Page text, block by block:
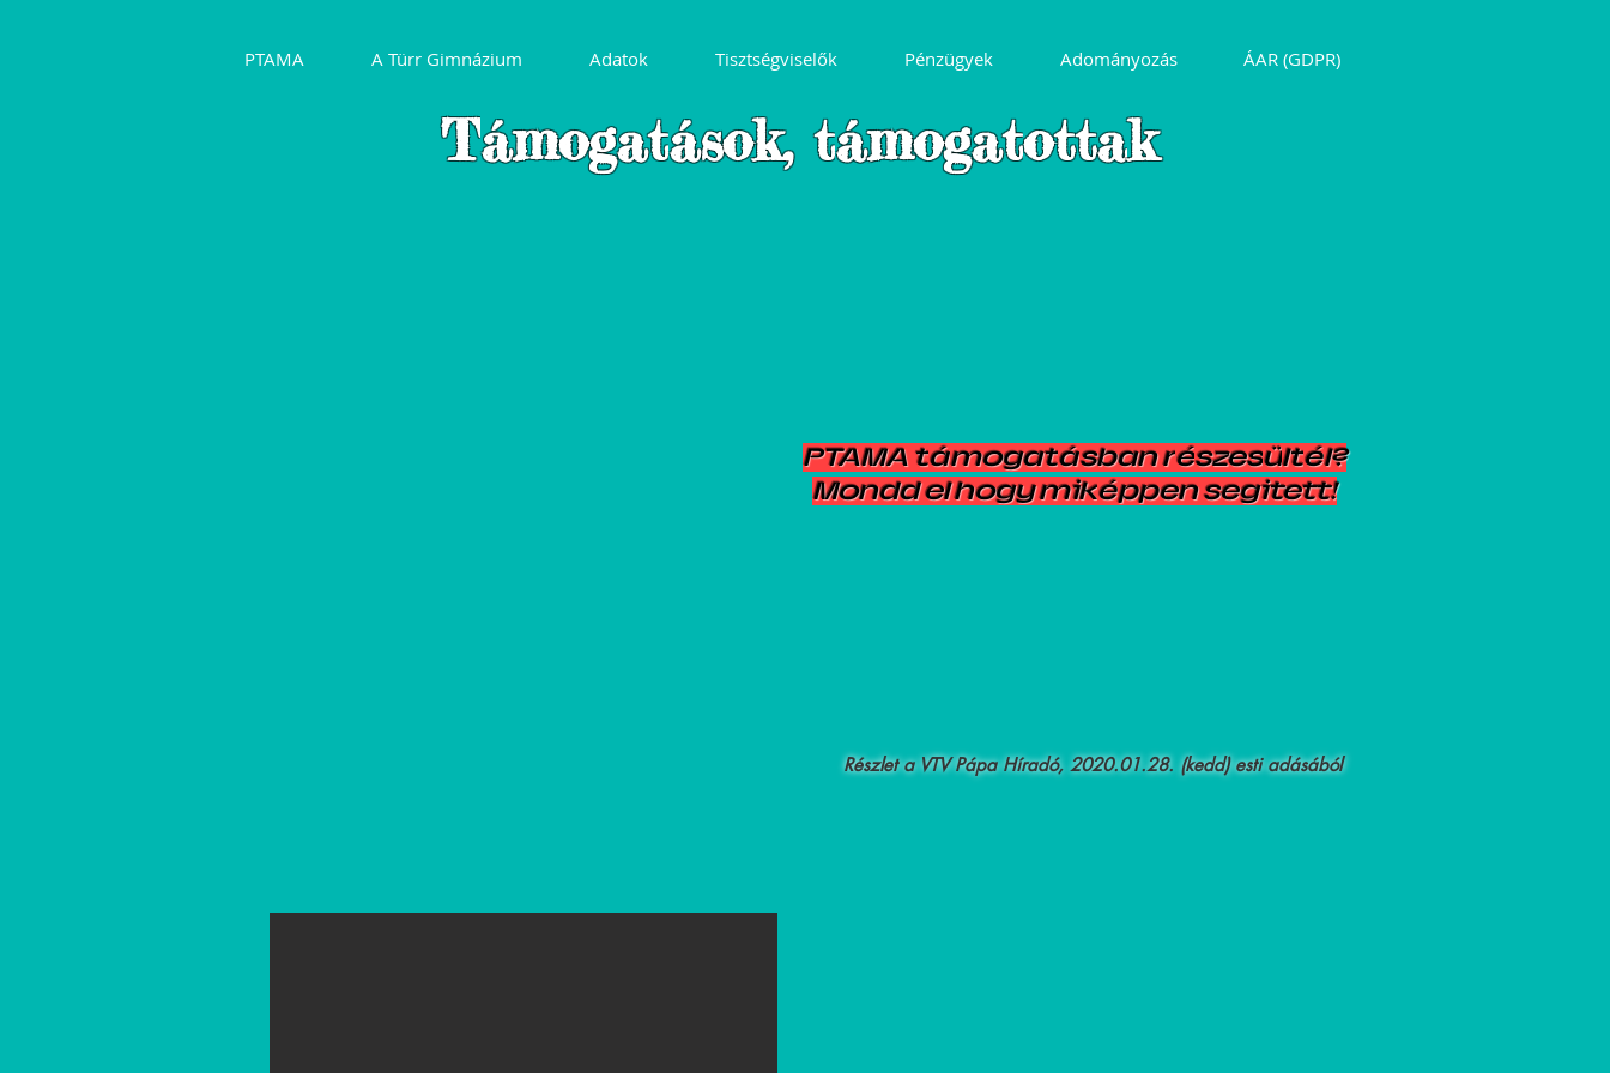
PTAMA A Türr Gimnázium Adatok Tisztségviselők Pénzügyek Adományozás ÁAR (GDPR)
Támogatások, támogatottak
PTAMA támogatásban részesültél?
Mondd el hogy miképpen segitett!
Részlet a VTV Pápa Híradó, 2020.01.28. (kedd) esti adásából